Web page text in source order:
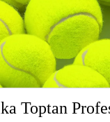
Toptan